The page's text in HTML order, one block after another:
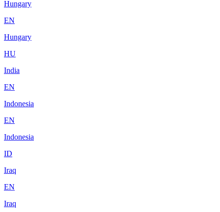
Hungary
EN
Hungary
HU
India
EN
Indonesia
EN
Indonesia
ID
Iraq
EN
Iraq